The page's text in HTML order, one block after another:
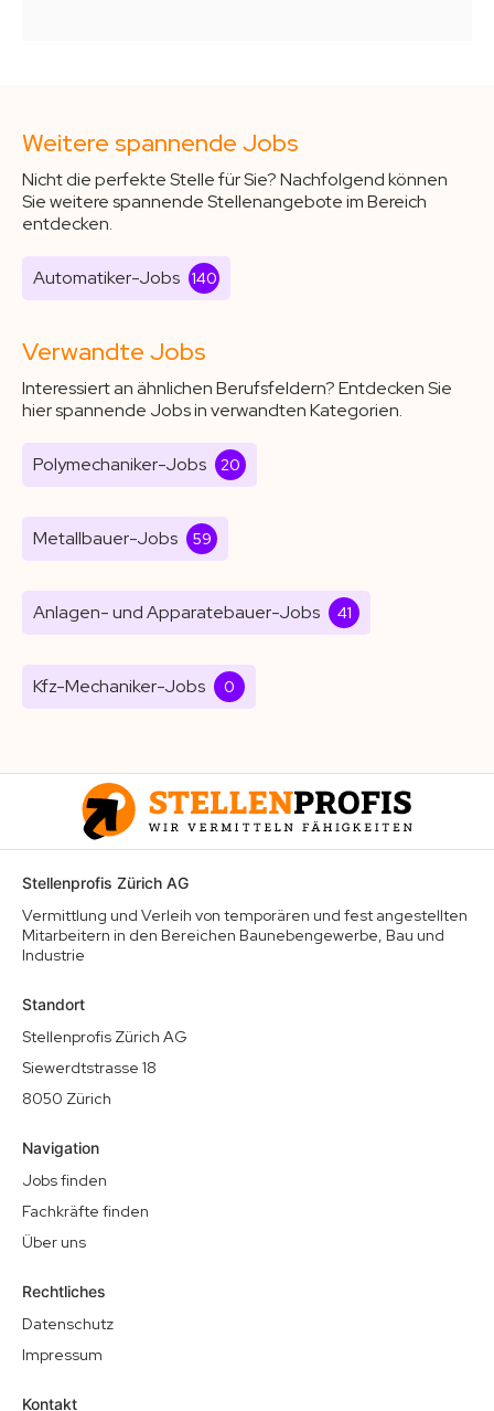
Weitere spannende Jobs
Nicht die perfekte Stelle für Sie? Nachfolgend können
Sie weitere spannende Stellenangebote im Bereich
entdecken.
Automatiker-Jobs 140
Verwandte Jobs
Interessiert an ähnlichen Berufsfeldern? Entdecken Sie
hier spannende Jobs in verwandten Kategorien.
Polymechaniker-Jobs 20
Metallbauer-Jobs 59
Anlagen- und Apparatebauer-Jobs 41
Kfz-Mechaniker-Jobs 0
Stellenprofis Zürich AG
Vermittlung und Verleih von temporären und fest angestellten
Mitarbeitern in den Bereichen Baunebengewerbe, Bau und
Industrie
Standort
Stellenprofis Zürich AG
Siewerdtstrasse 18
8050 Zürich
Navigation
Jobs finden
Fachkräfte finden
Über uns
Rechtliches
Datenschutz
Impressum
Kontakt